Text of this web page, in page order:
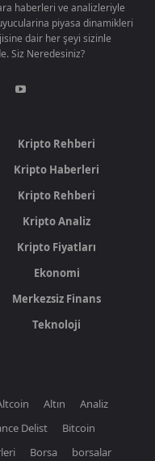
haberleri ve analizleriyle
piyasa dinamikleri
dair her şeyi sizinle
Siz Neredesiniz?
Kripto Rehberi
Kripto Haberleri
Kripto Rehberi
Kripto Analiz
Kripto Fiyatları
Ekonomi
Merkezsiz Finans
Teknoloji
Altın
Analiz
Delist
Bitcoin
Borsa
borsalar